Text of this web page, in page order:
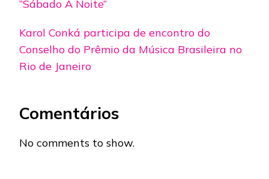
“Sábado À Noite”
Karol Conká participa de encontro do
Conselho do Prêmio da Música Brasileira no
Rio de Janeiro
Comentários
No comments to show.